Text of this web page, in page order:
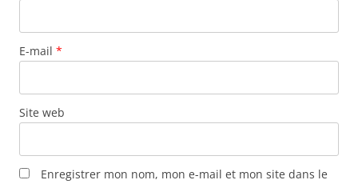
E-mail *
Site web
Enregistrer mon nom, mon e-mail et mon site dans le